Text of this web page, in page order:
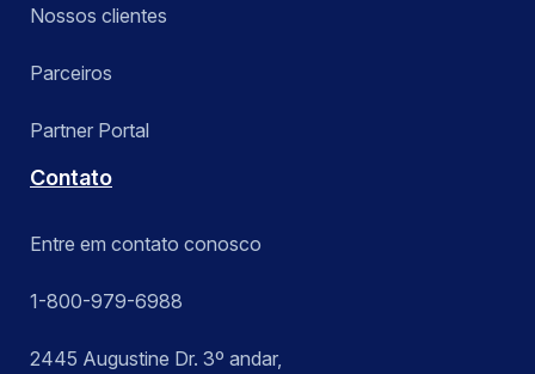
Nossos clientes
Parceiros
Partner Portal
Contato
Entre em contato conosco
1-800-979-6988
2445 Augustine Dr. 3º andar,